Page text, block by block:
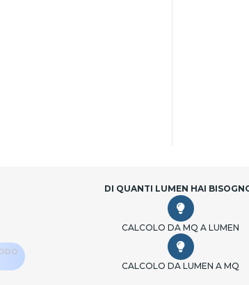
DI QUANTI LUMEN HAI
CALCOLO DA MQ A LUMEN
CALCOLO DA LUMEN A MQ